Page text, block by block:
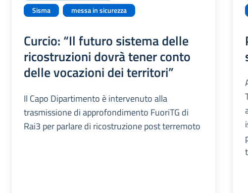
Sisma
messa in sicurezza
Curcio: “Il futuro sistema delle
ricostruzioni dovrà tener conto
delle vocazioni dei territori”
Il Capo Dipartimento è intervenuto alla
trasmissione di approfondimento FuoriTG di
Rai3 per parlare di ricostruzione post terremoto